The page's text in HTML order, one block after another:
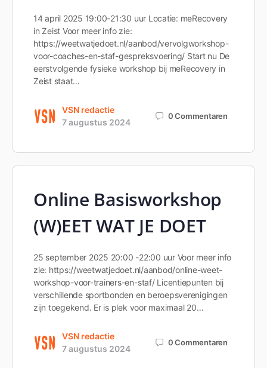
14 april 2025 19:00-21:30 uur Locatie: meRecovery
in Zeist Voor meer info zie:
https://weetwatjedoet.nl/aanbod/vervolgworkshop-
voor-coaches-en-staf-gespreksvoering/ Start nu De
eerstvolgende fysieke workshop bij meRecovery in
Zeist staat…
VSN redactie
7 augustus 2024
0Commentaren
Online Basisworkshop
(W)EET WAT JE DOET
25 september 2025 20:00 -22:00 uur Voor meer info
zie: https://weetwatjedoet.nl/aanbod/online-weet-
workshop-voor-trainers-en-staf/ Licentiepunten bij
verschillende sportbonden en beroepsverenigingen
zijn toegekend. Er is plek voor maximaal 20…
VSN redactie
7 augustus 2024
0Commentaren